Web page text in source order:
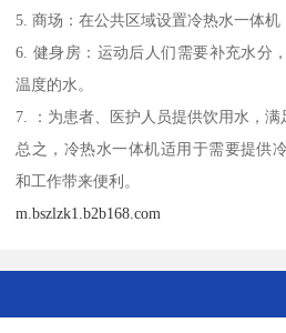
5. 商场：在公共区域设置冷热水一体机
6. 健身房：运动后人们需要补充水分
温度的水。
7. ：为患者、医护人员提供饮用水，满
总之，冷热水一体机适用于需要提供
和工作带来便利。
m.bszlzk1.b2b168.com